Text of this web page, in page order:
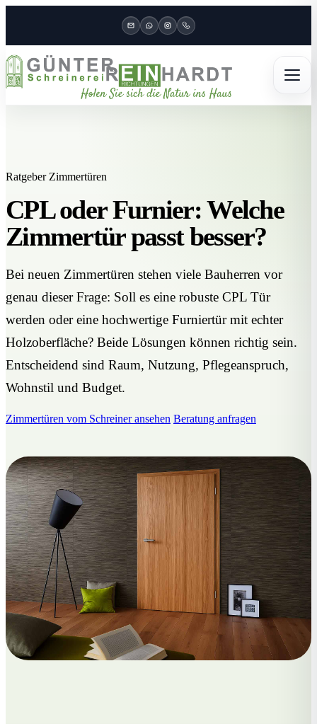
Ratgeber Zimmertüren
CPL oder Furnier: Welche
Zimmertür passt besser?
Bei neuen Zimmertüren stehen viele Bauherren vor
genau dieser Frage: Soll es eine robuste CPL Tür
werden oder eine hochwertige Furniertür mit echter
Holzoberfläche? Beide Lösungen können richtig sein.
Entscheidend sind Raum, Nutzung, Pflegeanspruch,
Wohnstil und Budget.
Zimmertüren vom Schreiner ansehen Beratung anfragen